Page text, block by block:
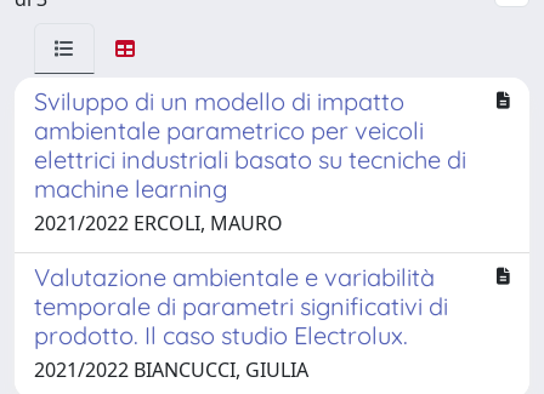
Sviluppo di un modello di impatto
ambientale parametrico per veicoli
elettrici industriali basato su tecniche di
machine learning
2021/2022 ERCOLI, MAURO
Valutazione ambientale e variabilità
temporale di parametri significativi di
prodotto. Il caso studio Electrolux.
2021/2022 BIANCUCCI, GIULIA